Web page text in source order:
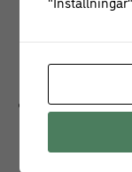
Delikatesser